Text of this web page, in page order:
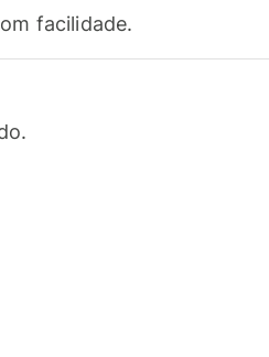
facilidade.